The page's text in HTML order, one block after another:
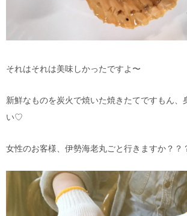
それはそれは美味しかったですよ〜
新鮮なものを炭火で焼いた焼きたてですもん、
い♡
女性のお客様、伊勢海老丸ごと行きますか？？